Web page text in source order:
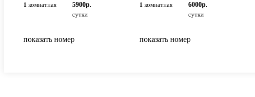
1 комнатная
5900р.
сутки
показать номер
1 комнатная
6000р.
сутки
показать номер